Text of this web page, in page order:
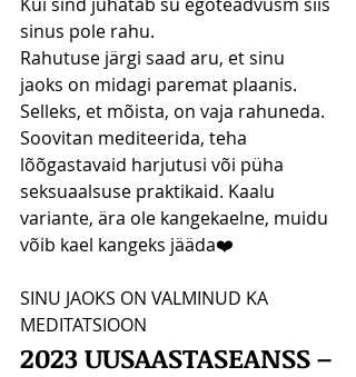
sinus pole rahu.
Rahutuse järgi saad aru, et sinu
jaoks on midagi paremat plaanis.
Selleks, et mõista, on vaja rahuneda.
Soovitan mediteerida, teha
lõõgastavaid harjutusi või püha
seksuaalsuse praktikaid. Kaalu
variante, ära ole kangekaelne, muidu
võib kael kangeks jääda❤️
SINU JAOKS ON VALMINUD KA
MEDITATSIOON
2023 UUSAASTASEANSS –